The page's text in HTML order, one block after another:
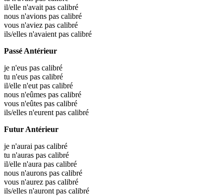
il/elle n'avait pas calibré
nous n'avions pas calibré
vous n'aviez pas calibré
ils/elles n'avaient pas calibré
Passé Antérieur
je n'eus pas calibré
tu n'eus pas calibré
il/elle n'eut pas calibré
nous n'eûmes pas calibré
vous n'eûtes pas calibré
ils/elles n'eurent pas calibré
Futur Antérieur
je n'aurai pas calibré
tu n'auras pas calibré
il/elle n'aura pas calibré
nous n'aurons pas calibré
vous n'aurez pas calibré
ils/elles n'auront pas calibré